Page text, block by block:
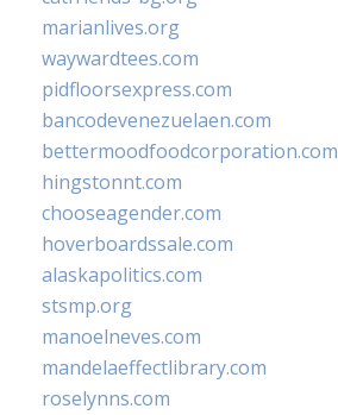
marianlives.org
waywardtees.com
pidfloorsexpress.com
bancodevenezuelaen.com
bettermoodfoodcorporation.com
hingstonnt.com
chooseagender.com
hoverboardssale.com
alaskapolitics.com
stsmp.org
manoelneves.com
mandelaeffectlibrary.com
roselynns.com